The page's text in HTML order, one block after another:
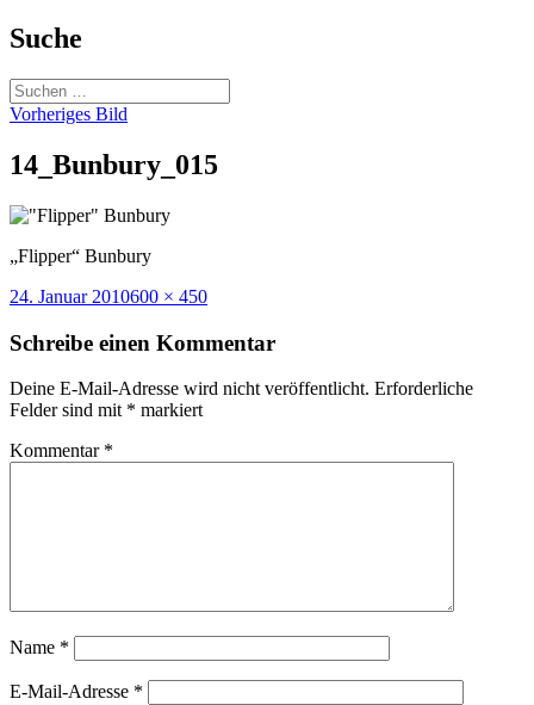
Suche
Suchen
nach:
Vorheriges Bild
14_Bunbury_015
„Flipper“ Bunbury
Veröffentlicht
24. Januar 2010Volle
600 × 450
Schreibe einen Kommentar
Deine E-Mail-Adresse wird nicht veröffentlicht. Erforderliche
Felder sind mit * markiert
Kommentar *
Name *
E-Mail-Adresse *